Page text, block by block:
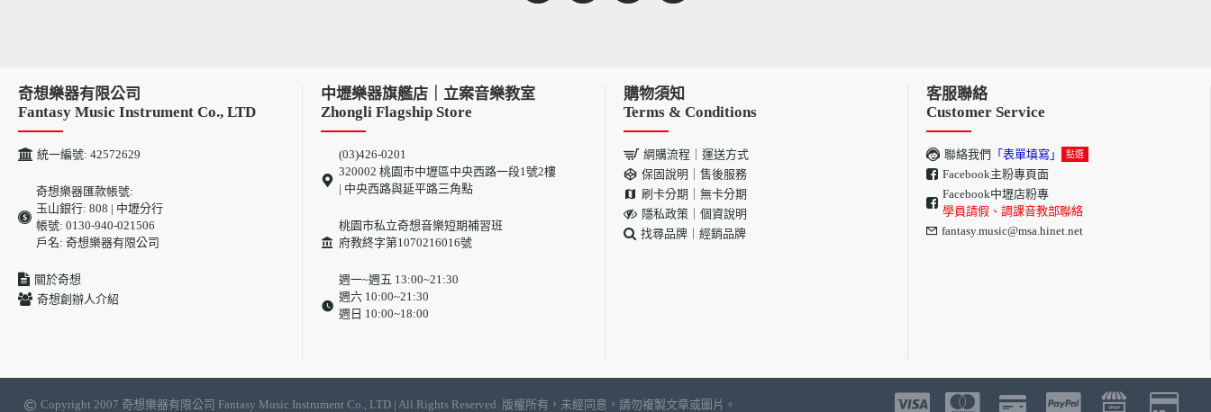
奇想樂器有限公司
Fantasy Music Instrument Co., LTD
統一編號: 42572629
奇想樂器匯款帳號:
玉山銀行: 808 | 中壢分行
帳號: 0130-940-021506
戶名: 奇想樂器有限公司
關於奇想
奇想創辦人介紹
中壢樂器旗艦店｜立案音樂教室
Zhongli Flagship Store
(03)426-0201
320002 桃園市中壢區中央西路一段1號2樓
| 中央西路與延平路三角點
桃園市私立奇想音樂短期補習班
府教終字第1070216016號
週一~週五 13:00~21:30
週六 10:00~21:30
週日 10:00~18:00
購物須知
Terms & Conditions
網購流程｜運送方式
保固說明｜售後服務
刷卡分期｜無卡分期
隱私政策｜個資說明
找尋品牌｜經銷品牌
客服聯絡
Customer Service
聯絡我們 「表單填寫」 點選
Facebook主粉專頁面
Facebook中壢店粉專
學員請假、調課音教部聯絡
fantasy.music@msa.hinet.net
Copyright 2007 奇想樂器有限公司 Fantasy Music Instrument Co., LTD | All Rights Reserved. 版權所有，未經同意，請勿複製文章或圖片。